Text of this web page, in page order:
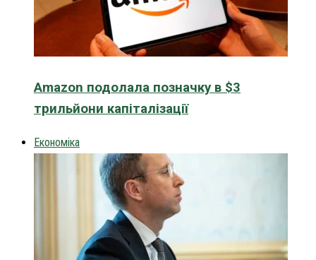
Amazon подолала позначку в $3
трильйони капіталізації
Економіка